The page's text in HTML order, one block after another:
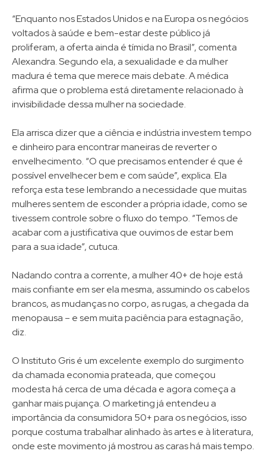
“Enquanto nos Estados Unidos e na Europa os negócios
voltados à saúde e bem-estar deste público já
proliferam, a oferta ainda é tímida no Brasil”, comenta
Alexandra. Segundo ela, a sexualidade e da mulher
madura é tema que merece mais debate. A médica
afirma que o problema está diretamente relacionado à
invisibilidade dessa mulher na sociedade.
Ela arrisca dizer que a ciência e indústria investem tempo
e dinheiro para encontrar maneiras de reverter o
envelhecimento. “O que precisamos entender é que é
possível envelhecer bem e com saúde”, explica. Ela
reforça esta tese lembrando a necessidade que muitas
mulheres sentem de esconder a própria idade, como se
tivessem controle sobre o fluxo do tempo. “Temos de
acabar com a justificativa que ouvimos de estar bem
para a sua idade”, cutuca.
Nadando contra a corrente, a mulher 40+ de hoje está
mais confiante em ser ela mesma, assumindo os cabelos
brancos, as mudanças no corpo, as rugas, a chegada da
menopausa – e sem muita paciência para estagnação,
diz.
O Instituto Gris é um excelente exemplo do surgimento
da chamada economia prateada, que começou
modesta há cerca de uma década e agora começa a
ganhar mais pujança. O marketing já entendeu a
importância da consumidora 50+ para os negócios, isso
porque costuma trabalhar alinhado às artes e à literatura,
onde este movimento já mostrou as caras há mais tempo.